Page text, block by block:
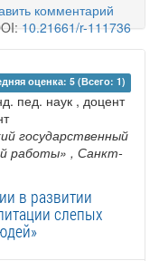
комментарий
10.21661/r-111736
оценка: 5 (Всего: 1)
пед. наук , доцент
государственный
работы» , Санкт-
в развитии
слепых